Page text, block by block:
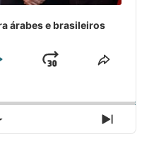
árabes e brasileiros
JUMP
NEXT